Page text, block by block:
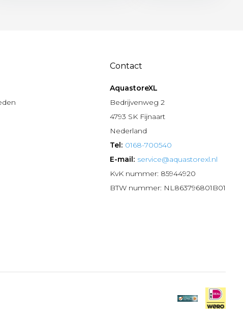
Contact
AquastoreXL
Bedrijvenweg 2
4793 SK Fijnaart
Nederland
Tel: 0168-700540
E-mail: service@aquastorexl.nl
KvK nummer: 85944920
BTW nummer: NL863796801B01